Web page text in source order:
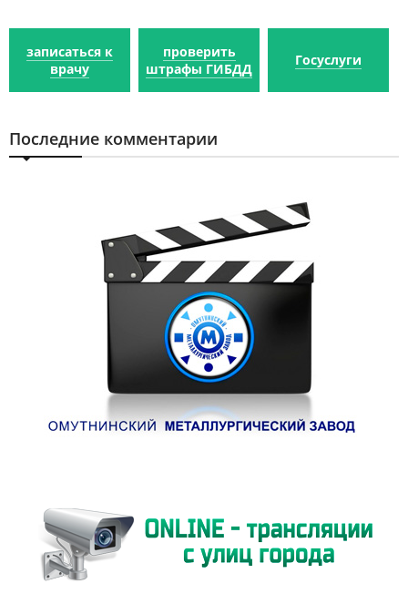
записаться к
врачу
проверить
штрафы ГИБДД
Госуслуги
Последние комментарии